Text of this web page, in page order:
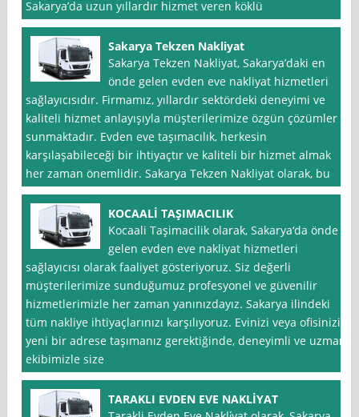
Sakarya’da uzun yıllardır hizmet veren köklü
Sakarya Tekzen Nakliyat
Sakarya Tekzen Nakliyat, Sakarya’daki en
önde gelen evden eve nakliyat hizmetleri
sağlayıcısıdır. Firmamız, yıllardır sektördeki deneyimi ve
kaliteli hizmet anlayışıyla müşterilerimize özgün çözümler
sunmaktadır. Evden eve taşımacılık, herkesin
karşılaşabileceği bir ihtiyaçtır ve kaliteli bir hizmet almak
her zaman önemlidir. Sakarya Tekzen Nakliyat olarak, bu
KOCAALİ TAŞIMACILIK
Kocaali Taşimacilik olarak, Sakarya‘da önde
gelen evden eve nakliyat hizmetleri
sağlayıcısı olarak faaliyet gösteriyoruz. Siz değerli
müşterilerimize sunduğumuz profesyonel ve güvenilir
hizmetlerimizle her zaman yanınızdayız. Sakarya ilindeki
tüm nakliye ihtiyaçlarınızı karşılıyoruz. Evinizi veya ofisinizi
yeni bir adrese taşımanız gerektiğinde, deneyimli ve uzman
ekibimizle size
TARAKLI EVDEN EVE NAKLİYAT